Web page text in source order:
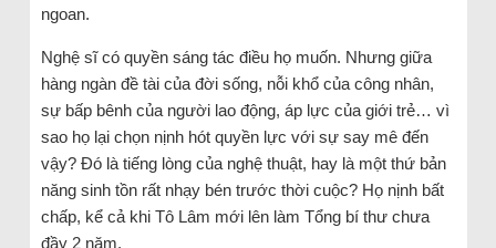
ngoan.
Nghệ sĩ có quyền sáng tác điều họ muốn. Nhưng giữa
hàng ngàn đề tài của đời sống, nỗi khổ của công nhân,
sự bấp bênh của người lao động, áp lực của giới trẻ… vì
sao họ lại chọn nịnh hót quyền lực với sự say mê đến
vậy? Đó là tiếng lòng của nghệ thuật, hay là một thứ bản
năng sinh tồn rất nhạy bén trước thời cuộc? Họ nịnh bất
chấp, kể cả khi Tô Lâm mới lên làm Tổng bí thư chưa
đầy 2 năm.